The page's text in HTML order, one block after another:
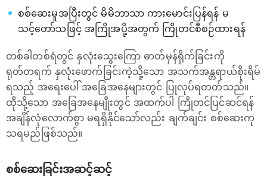
စစ်ဆေးမှုအပြီးတွင် မိမိဘာသာ ကားမောင်းပြန်ရန် မ
သင့်တော်သဖြင့် အကြိုအပို့အတွက် ကြိုတင်စီစဉ်ထားရန်
တစ်ခါတစ်ရံတွင် နှလုံးသွေးကြော ဓာတ်မှန်ရိုက်ခြင်းကို
ရုတ်တရက် နှလုံးဖောက်ခြင်းကဲ့သို့သော အသက်အန္တရာယ်စိုးရိမ်
ရသည့် အရေးပေါ် အခြေအနေများတွင် ပြုလုပ်ရတတ်သည်။
ထိုသို့သော အခြေအနေမျိုးတွင် အထက်ပါ ကြိုတင်ပြင်ဆင်ရန်
အချိန်လုံလောက်စွာ မရရှိနိုင်သော်လည်း ချက်ချင်း စစ်ဆေးကု
သရမည်ဖြစ်သည်။
စစ်ဆေးခြင်းအဆင့်ဆင့်